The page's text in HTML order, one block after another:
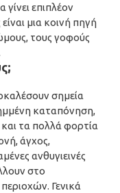
επιπλέον
μια κοινή πηγή
τους γοφούς
σημεία
καταπόνηση,
τα πολλά φορτία
άγχος,
ανθυγιεινές
στο
Γενικά